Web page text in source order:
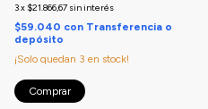
3x $21.866,67 sin interés
$59.040 con Transferencia o
depósito
¡Solo quedan 3 en stock!
Comprar